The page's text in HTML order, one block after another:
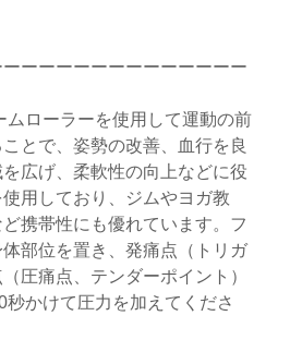
ーーーーーーーーーーーーー
ムローラーを使用して運動の前
とで、姿勢の改善、血行を良
広げ、柔軟性の向上などに役
用しており、ジムやヨガ教
携帯性にも優れています。フ
部位を置き、発痛点（トリガ
圧痛点、テンダーポイント）
秒かけて圧力を加えてくださ